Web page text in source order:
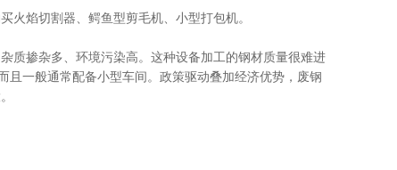
火焰切割器、鳄鱼型剪毛机、小型打包机。
质掺杂多、环境污染高。这种设备加工的钢材质量很难进
且一般通常配备小型车间。政策驱动叠加经济优势，废钢